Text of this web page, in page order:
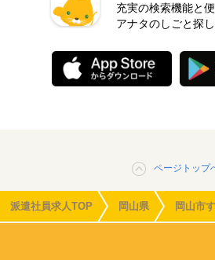
充実の検索機能と
アナタのしごと探
ページトップ
派遣社員求人TOP 岡山県 岡山市